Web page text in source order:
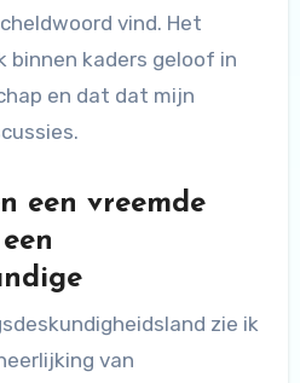
vind. Het
binnen kaders geloof in
en dat dat mijn
een vreemde
zie ik
van